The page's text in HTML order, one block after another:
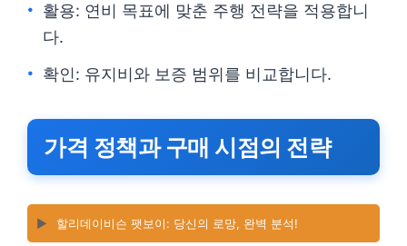
활용: 연비 목표에 맞춘 주행 전략을 적용합니
다.
확인: 유지비와 보증 범위를 비교합니다.
가격 정책과 구매 시점의 전략
▶️ 할리데이비슨 팻보이: 당신의 로망, 완벽 분석!